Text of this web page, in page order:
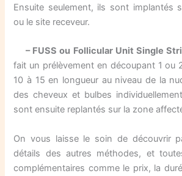
Ensuite seulement, ils sont implantés
ou le site receveur.
– FUSS ou Follicular Unit Single
fait un prélèvement en découpant 1 ou
10 à 15 en longueur au niveau de la
des cheveux et bulbes
sont ensuite replantés sur la zone
On vous laisse le soin de découvrir
détails des autres méthodes, et
complémentaires comme le prix, la